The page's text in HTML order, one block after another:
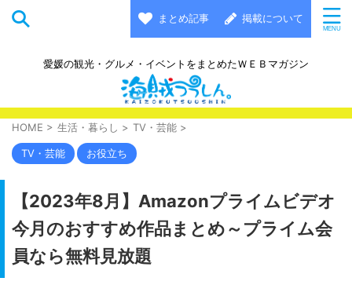
まとめ記事 掲載について
愛媛の観光・グルメ・イベントをまとめたＷＥＢマガジン
HOME > 生活・暮らし > TV・芸能 >
TV・芸能 お役立ち
【2023年8月】Amazonプライムビデオ
今月のおすすめ作品まとめ～プライム会
員なら無料見放題